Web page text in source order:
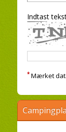
Indtast
* Mærket